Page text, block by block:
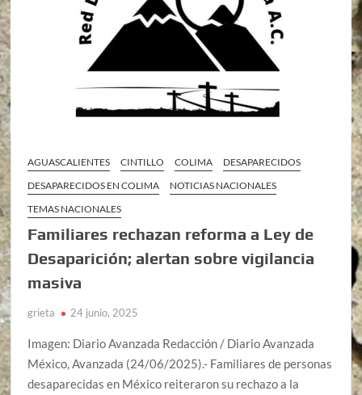
AGUASCALIENTES CINTILLO COLIMA
DESAPARECIDOS
DESAPARECIDOS EN COLIMA
NOTICIAS NACIONALES
TEMAS NACIONALES
Familiares rechazan reforma a Ley de
Desaparición; alertan sobre vigilancia
masiva
grieta 24 junio, 2025
Imagen: Diario Avanzada Redacción / Diario Avanzada
México, Avanzada (24/06/2025).- Familiares de personas
desaparecidas en México reiteraron su rechazo a la